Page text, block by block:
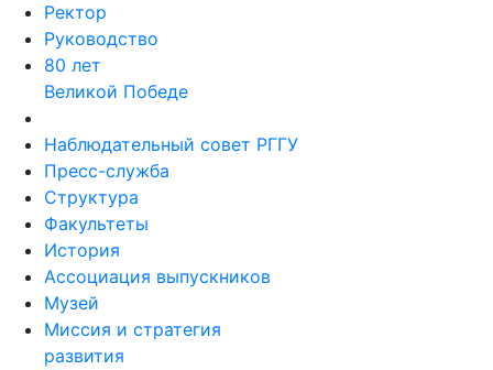
Ректор
Руководство
80 лет
Великой Победе
Наблюдательный совет РГГУ
Пресс-служба
Структура
Факультеты
История
Ассоциация выпускников
Музей
Миссия и стратегия
развития